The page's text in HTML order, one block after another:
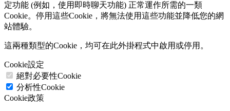
定功能 (例如，使用即時聊天功能) 正常運作所需的一類
Cookie。停用這些Cookie，將無法使用這些功能並降低您的網
站體驗。
這兩種類型的Cookie，均可在此外掛程式中啟用或停用。
Cookie設定
絕對必要性Cookie
分析性Cookie
Cookie政策